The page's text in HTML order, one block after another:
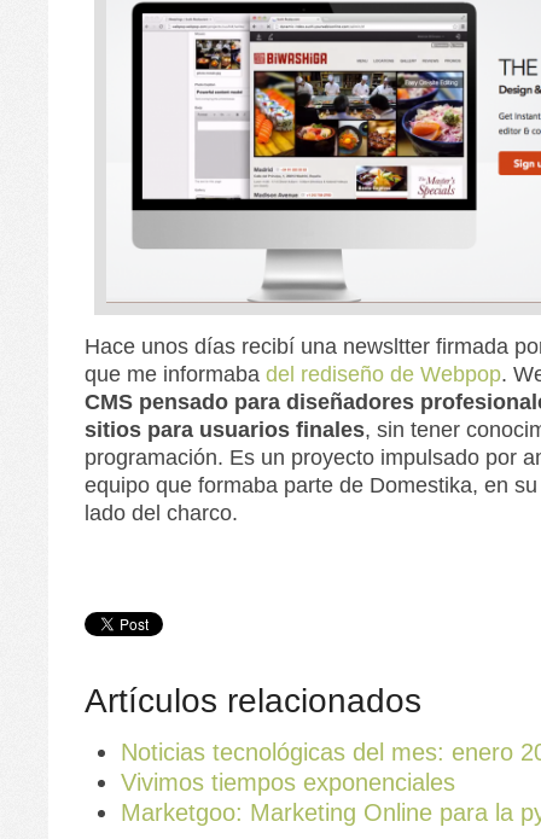
Hace unos días recibí una newsltter firmada
que me informaba del rediseño de Webpop.
CMS pensado para diseñadores
sitios para usuarios finales, sin tener
programación. Es un proyecto impulsado por
equipo que formaba parte de Domestika, en
lado del charco.
Artículos relacionados
Noticias tecnológicas del mes: enero
Vivimos tiempos exponenciales
Marketgoo: Marketing Online para la